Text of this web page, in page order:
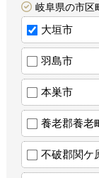
岐阜県の市区
大垣市
羽島市
本巣市
養老郡養老
不破郡関ケ